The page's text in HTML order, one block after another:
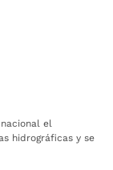
el
hidrográficas y se